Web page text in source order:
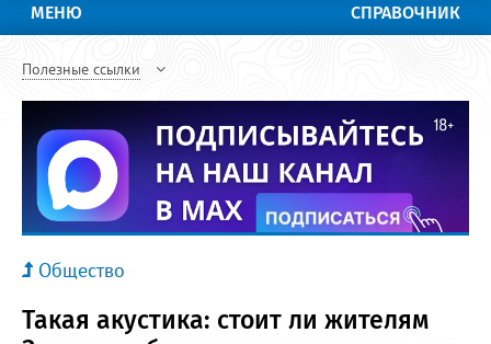
МЕНЮ СПРАВОЧНИК
Полезные ссылки
Общество
Такая акустика: стоит ли жителям